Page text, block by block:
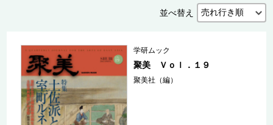
並べ替え
学研ムック
聚美 Ｖｏｌ．１９
聚美社（編）